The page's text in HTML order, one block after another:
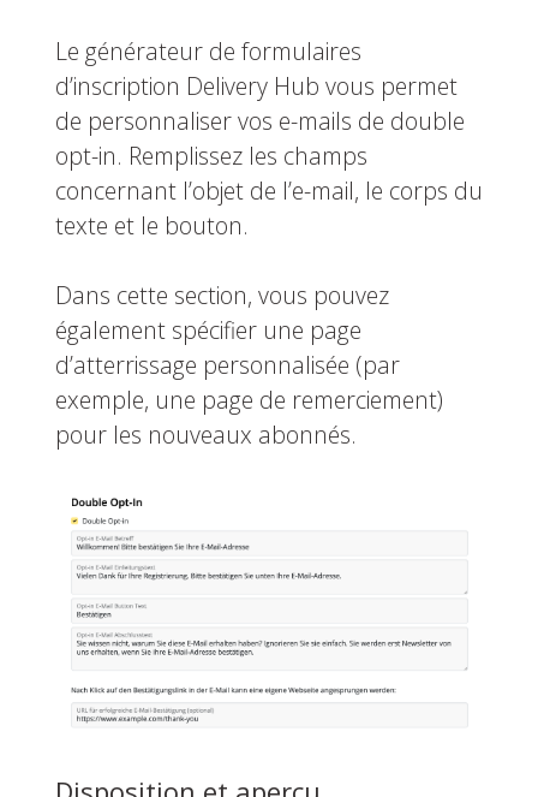
Le générateur de formulaires
d’inscription Delivery Hub vous permet
de personnaliser vos e-mails de double
opt-in. Remplissez les champs
concernant l’objet de l’e-mail, le corps du
texte et le bouton.
Dans cette section, vous pouvez
également spécifier une page
d’atterrissage personnalisée (par
exemple, une page de remerciement)
pour les nouveaux abonnés.